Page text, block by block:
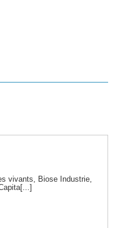
vivants, Biose Industrie,